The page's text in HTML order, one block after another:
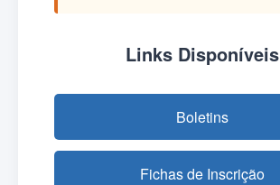
Links Disponíveis
Boletins
Fichas de Inscrição